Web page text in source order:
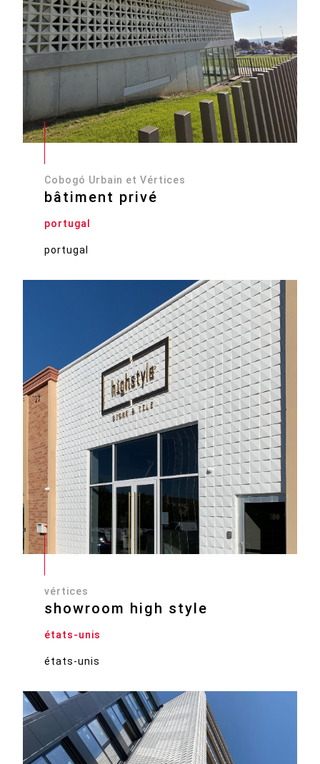
Cobogó Urbain et Vértices
bâtiment privé
portugal
portugal
vértices
showroom high style
états-unis
états-unis